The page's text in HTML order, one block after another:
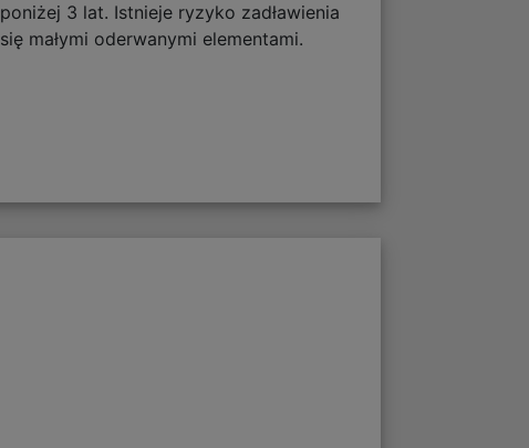
poniżej 3 lat. Istnieje ryzyko zadławienia
się małymi oderwanymi elementami.